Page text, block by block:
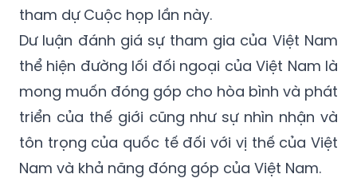
tham dự Cuộc họp lần này.
Dư luận đánh giá sự tham gia của Việt Nam
thể hiện đường lối đối ngoại của Việt Nam là
mong muốn đóng góp cho hòa bình và phát
triển của thế giới cũng như sự nhìn nhận và
tôn trọng của quốc tế đối với vị thế của Việt
Nam và khả năng đóng góp của Việt Nam.